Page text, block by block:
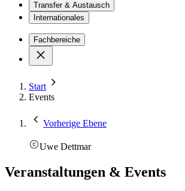
Transfer & Austausch
Internationales
Fachbereiche
Start
Events
Vorherige Ebene
Uwe Dettmar
Veranstaltungen & Events